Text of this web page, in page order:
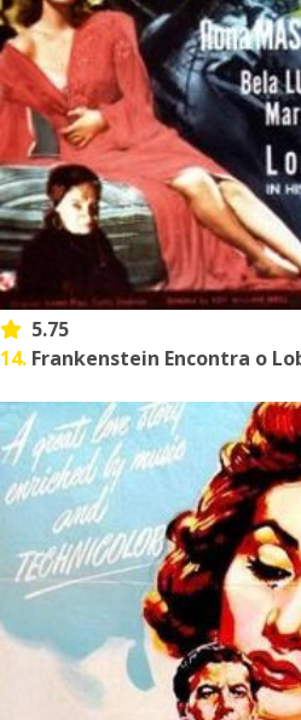
5.75
14. Frankenstein Encontra o